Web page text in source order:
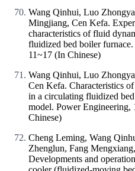
Wang Qinhui, Luo
Mingjiang, Cen Kefa.
characteristics of fluid
fluidized bed boiler
11~17 (In Chinese)
Wang Qinhui, Luo
Cen Kefa. Characteristics
in a circulating fluidized
model. Power Engineering,
Chinese)
Cheng Leming, Wang
Zhenglun, Fang
Developments and